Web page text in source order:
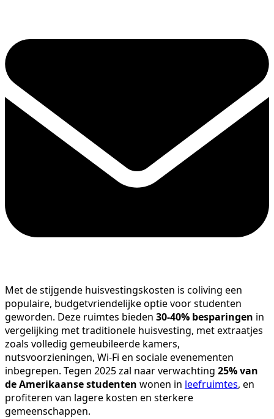
Met de stijgende huisvestingskosten is coliving een
populaire, budgetvriendelijke optie voor studenten
geworden. Deze ruimtes bieden 30-40% besparingen in
vergelijking met traditionele huisvesting, met extraatjes
zoals volledig gemeubileerde kamers,
nutsvoorzieningen, Wi-Fi en sociale evenementen
inbegrepen. Tegen 2025 zal naar verwachting 25% van
de Amerikaanse studenten wonen in leefruimtes, en
profiteren van lagere kosten en sterkere
gemeenschappen.